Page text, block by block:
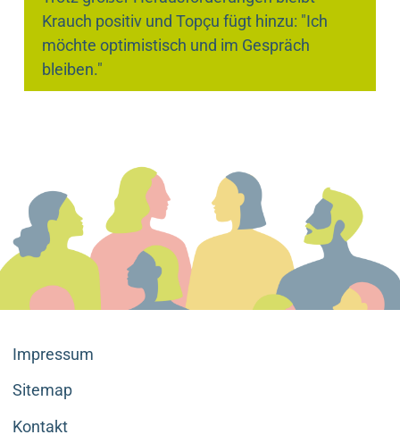
Krauch positiv und Topçu fügt hinzu: "Ich
möchte optimistisch und im Gespräch
bleiben."
Impressum
Sitemap
Kontakt